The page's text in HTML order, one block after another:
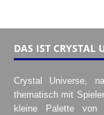
DAS IST CRYSTAL
Crystal Universe,
thematisch mit
kleine Palette von